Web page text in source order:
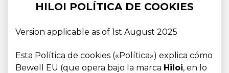
HILOI POLÍTICA DE COOKIES
Version applicable as of 1st August 2025
Esta Política de cookies («Política») explica cómo
Bewell EU (que opera bajo la marca Hiloi, en lo